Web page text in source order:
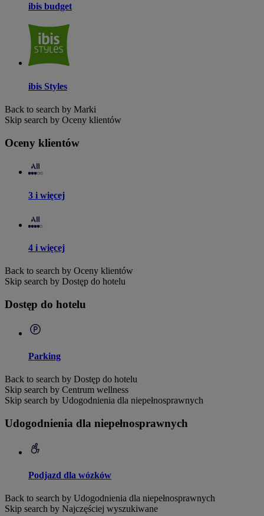
ibis budget
ibis Styles
Back to search by Marki
Skip search by Oceny klientów
Oceny klientów
3 i więcej
4 i więcej
Back to search by Oceny klientów
Skip search by Dostęp do hotelu
Dostęp do hotelu
Parking
Back to search by Dostęp do hotelu
Skip search by Centrum wellness
Skip search by Udogodnienia dla niepełnosprawnych
Udogodnienia dla niepełnosprawnych
Podjazd dla wózków
Back to search by Udogodnienia dla niepełnosprawnych
Skip search by Najczęściej wyszukiwane